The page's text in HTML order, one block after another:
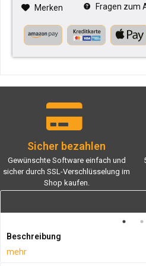
Merken Fragen zum
Sicher bezahlen
Gewünschte Software einfach und
sicher durch SSL-Verschlüsselung im
Shop kaufen.
Beschreibung
mehr